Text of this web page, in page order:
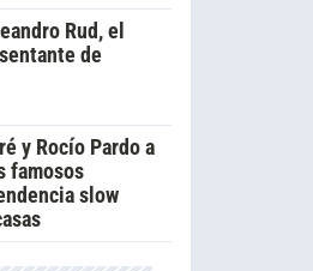
Rud, el
de
y Rocío Pardo a
famosos
slow